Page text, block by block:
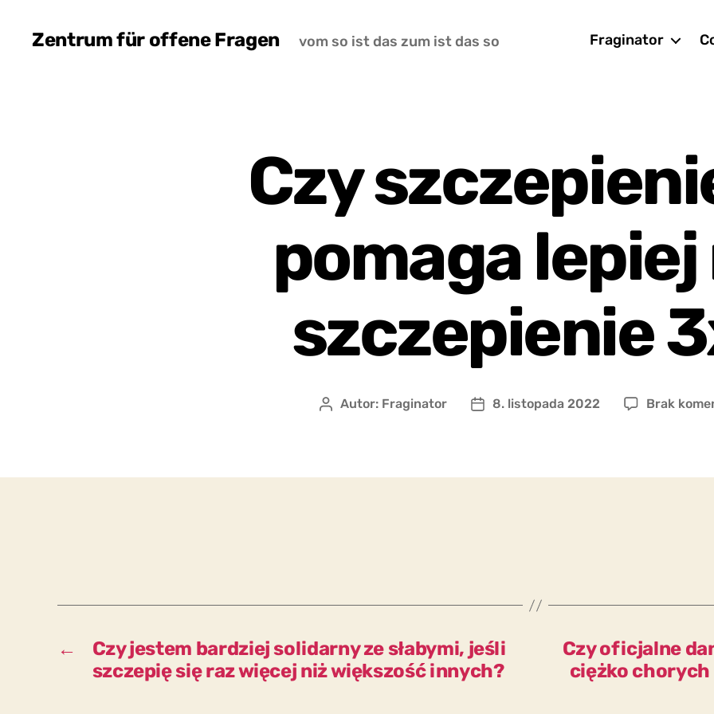
Zentrum für offene Fragen vom so ist das zum ist das so Fraginator
Czy
pomaga lepiej
szczepienie
Autor
Autor: Fraginator
Data8. listopada 2022 Brak
←
Czy jestem bardziej solidarny ze słabymi, jeśli
szczepię się raz więcej niż większość innych?
Czy oficjalne
ciężko chorych